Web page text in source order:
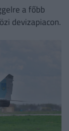
a főbb
devizapiacon.